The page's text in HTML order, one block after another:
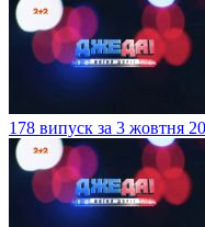
178 випуск за 3 жовтня